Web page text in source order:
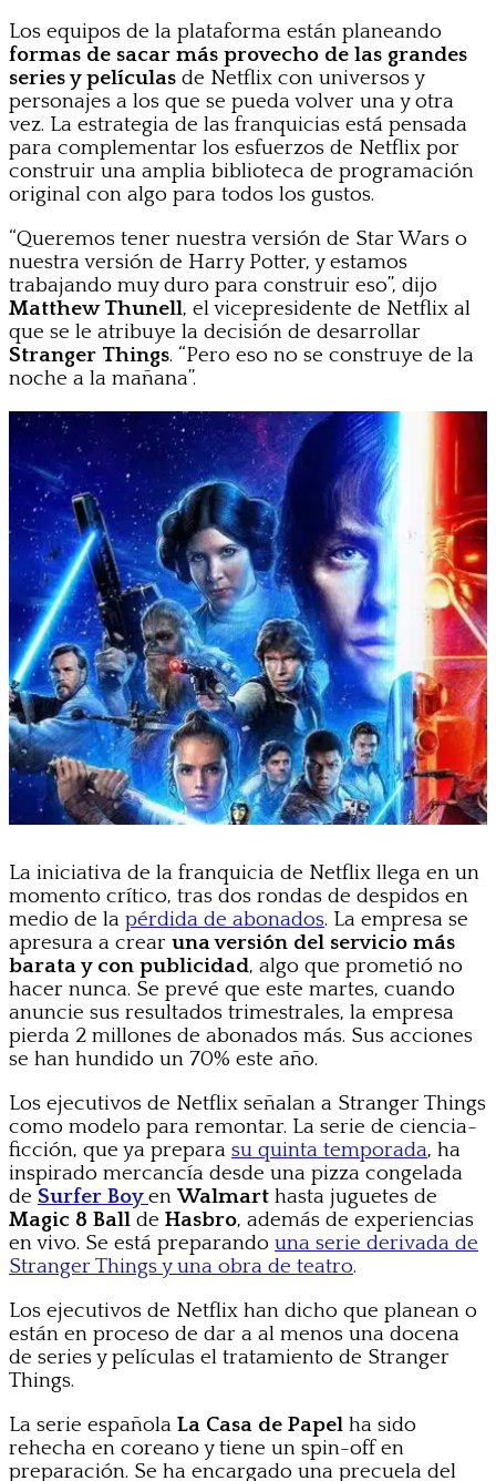
Los equipos de la plataforma están planeando
formas de sacar más provecho de las grandes
series y películas de Netflix con universos y
personajes a los que se pueda volver una y otra
vez. La estrategia de las franquicias está pensada
para complementar los esfuerzos de Netflix por
construir una amplia biblioteca de programación
original con algo para todos los gustos.
“Queremos tener nuestra versión de Star Wars o
nuestra versión de Harry Potter, y estamos
trabajando muy duro para construir eso”, dijo
Matthew Thunell, el vicepresidente de Netflix al
que se le atribuye la decisión de desarrollar
Stranger Things. “Pero eso no se construye de la
noche a la mañana”.
La iniciativa de la franquicia de Netflix llega en un
momento crítico, tras dos rondas de despidos en
medio de la pérdida de abonados. La empresa se
apresura a crear una versión del servicio más
barata y con publicidad, algo que prometió no
hacer nunca. Se prevé que este martes, cuando
anuncie sus resultados trimestrales, la empresa
pierda 2 millones de abonados más. Sus acciones
se han hundido un 70% este año.
Los ejecutivos de Netflix señalan a Stranger Things
como modelo para remontar. La serie de ciencia-
ficción, que ya prepara su quinta temporada, ha
inspirado mercancía desde una pizza congelada
de Surfer BoyenWalmart hasta juguetes de
Magic 8 Ball de Hasbro, además de experiencias
en vivo. Se está preparando una serie derivada de
Stranger Things y una obra de teatro.
Los ejecutivos de Netflix han dicho que planean o
están en proceso de dar a al menos una docena
de series y películas el tratamiento de Stranger
Things.
La serie española La Casa de Papel ha sido
rehecha en coreano y tiene un spin-off en
preparación. Se ha encargado una precuela del